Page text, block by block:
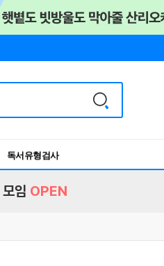
독서유형검사
RBTI Lab
임 OPEN